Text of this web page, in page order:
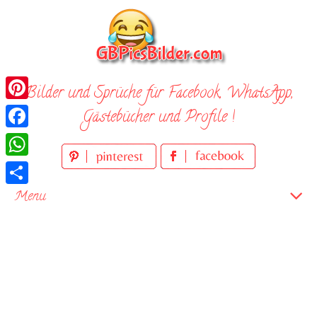
Bilder und Sprüche für Facebook, WhatsApp,
Gästebücher und Profile !
Menu
Pinterest
Facebook
WhatsApp
Teilen